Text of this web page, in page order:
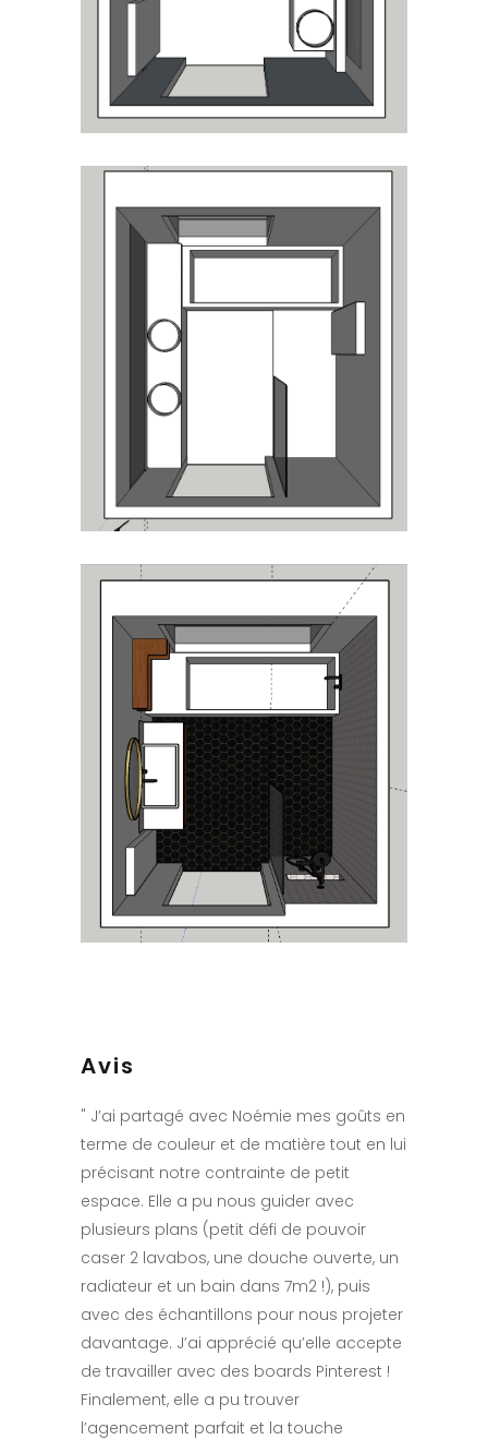
Avis
" J’ai partagé avec Noémie mes goûts en
terme de couleur et de matière tout en lui
précisant notre contrainte de petit
espace. Elle a pu nous guider avec
plusieurs plans (petit défi de pouvoir
caser 2 lavabos, une douche ouverte, un
radiateur et un bain dans 7m2 !), puis
avec des échantillons pour nous projeter
davantage. J’ai apprécié qu’elle accepte
de travailler avec des boards Pinterest !
Finalement, elle a pu trouver
l’agencement parfait et la touche